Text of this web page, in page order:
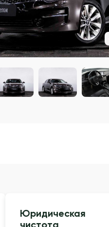
Юридическая
чистота